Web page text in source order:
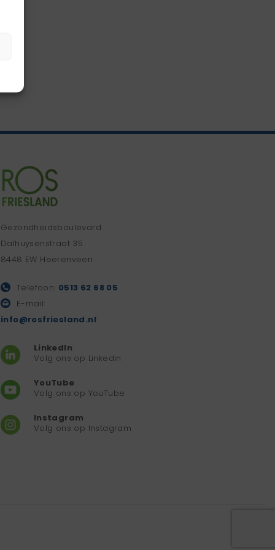
Gezondheidsboulevard
Dalhuysenstraat 35
8448 EW Heerenveen
Telefoon: 0513 62 68 05
E-mail:
info@rosfriesland.nl
LinkedIn
Volg ons op Linkedin
YouTube
Volg ons op YouTube
Instagram
Volg ons op Instagram